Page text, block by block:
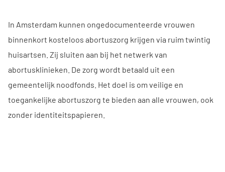
In Amsterdam kunnen ongedocumenteerde vrouwen
binnenkort kosteloos abortuszorg krijgen via ruim twintig
huisartsen. Zij sluiten aan bij het netwerk van
abortusklinieken. De zorg wordt betaald uit een
gemeentelijk noodfonds. Het doel is om veilige en
toegankelijke abortuszorg te bieden aan alle vrouwen, ook
zonder identiteitspapieren.